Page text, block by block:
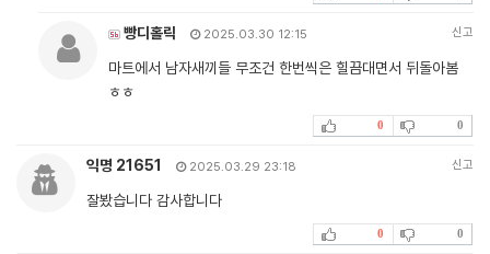
빵디홀릭 2025.03.30 12:15 신고
마트에서 남자새끼들 무조건 한번씩은 힐끔대면서 뒤돌아봄
ㅎㅎ
0 0
익명 21651 2025.03.29 23:18 신고
잘봤습니다 감사합니다
0 0